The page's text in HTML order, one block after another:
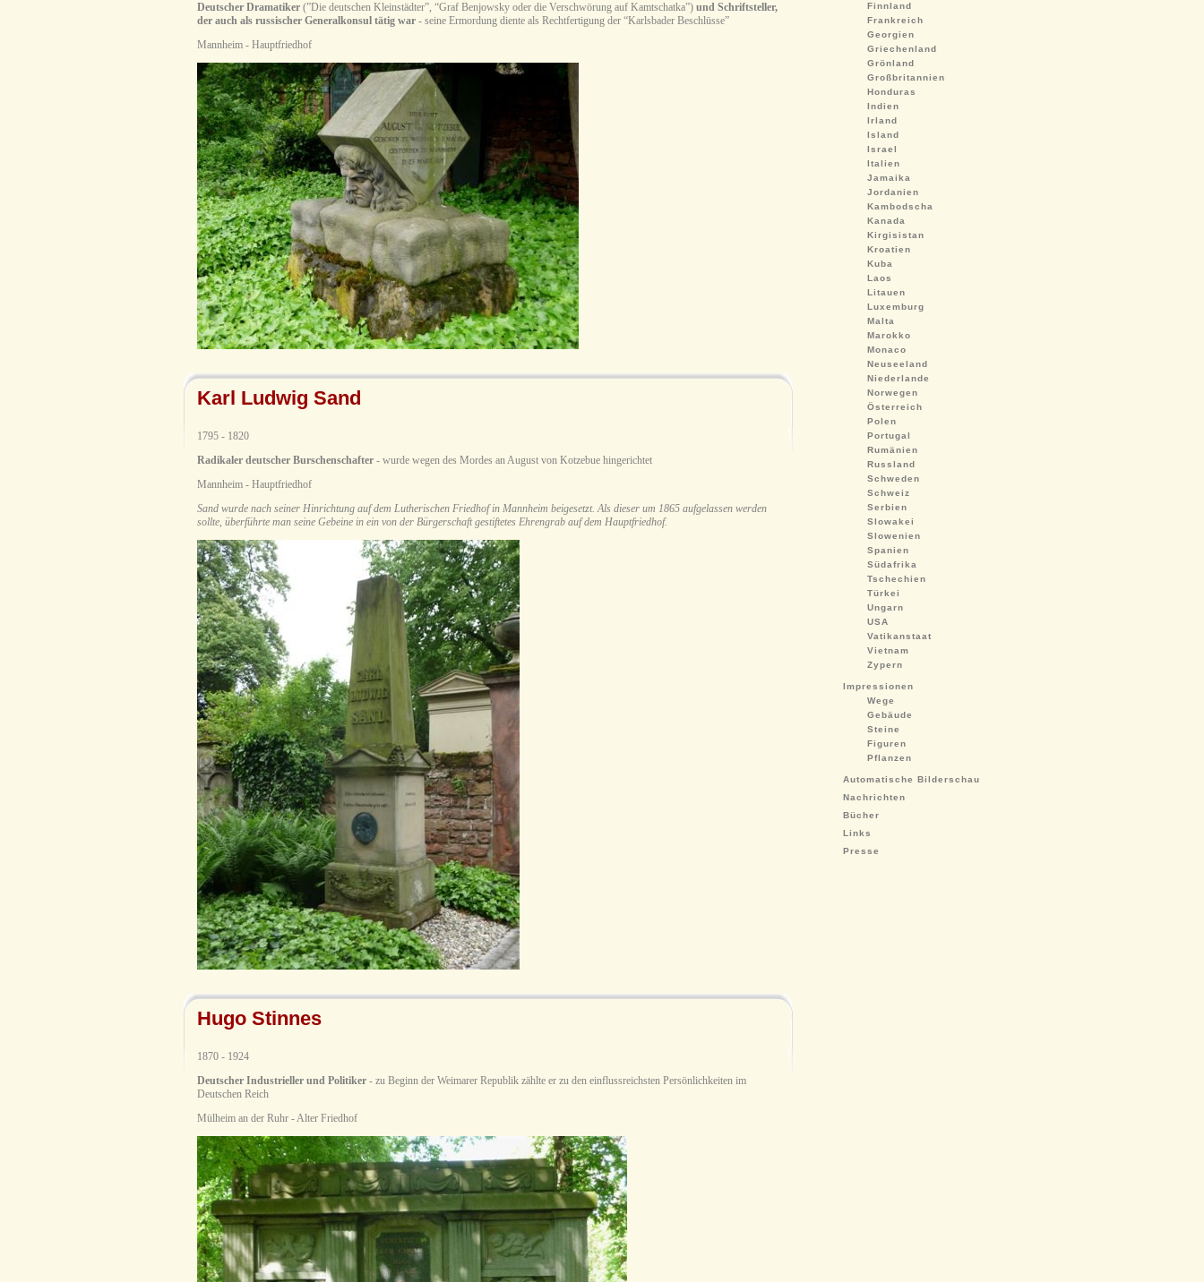
Deutscher Dramatiker (”Die deutschen Kleinstädter”, “Graf Benjowsky oder die Verschwörung auf Kamtschatka”)und Schriftsteller,
der auch als russischer Generalkonsul tätig war- seine Ermordung diente als Rechtfertigung der “Karlsbader Beschlüsse”
Mannheim - Hauptfriedhof
Karl Ludwig Sand
1795 - 1820
Radikaler deutscher Burschenschafter- wurde wegen des Mordes an August von Kotzebue hingerichtet
Mannheim - Hauptfriedhof
Sand wurde nach seiner Hinrichtung auf dem Lutherischen Friedhof in Mannheim beigesetzt. Als dieser um 1865 aufgelassen werden
sollte, überführte man seine Gebeine in ein von der Bürgerschaft gestiftetes Ehrengrab auf dem Hauptfriedhof.
Hugo Stinnes
1870 - 1924
Deutscher Industrieller und Politiker - zu Beginn der Weimarer Republik zählte er zu den einflussreichsten Persönlichkeiten im
Deutschen Reich
Mülheim an der Ruhr - Alter Friedhof
Finnland
Frankreich
Georgien
Griechenland
Grönland
Großbritannien
Honduras
Indien
Irland
Island
Israel
Italien
Jamaika
Jordanien
Kambodscha
Kanada
Kirgisistan
Kroatien
Kuba
Laos
Litauen
Luxemburg
Malta
Marokko
Monaco
Neuseeland
Niederlande
Norwegen
Österreich
Polen
Portugal
Rumänien
Russland
Schweden
Schweiz
Serbien
Slowakei
Slowenien
Spanien
Südafrika
Tschechien
Türkei
Ungarn
USA
Vatikanstaat
Vietnam
Zypern
Impressionen
Wege
Gebäude
Steine
Figuren
Pflanzen
Automatische Bilderschau
Nachrichten
Bücher
Links
Presse